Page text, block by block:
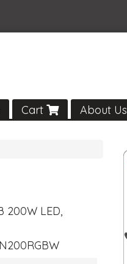
Cart About Us
200W LED,